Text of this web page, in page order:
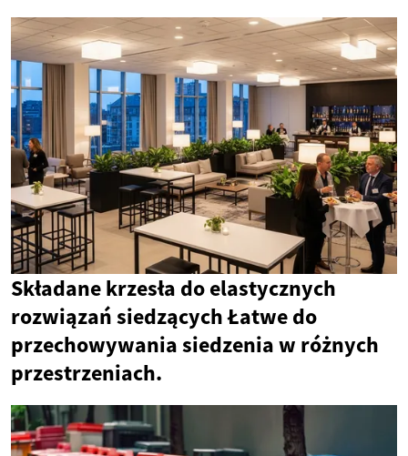
Składane krzesła do elastycznych
rozwiązań siedzących Łatwe do
przechowywania siedzenia w różnych
przestrzeniach.